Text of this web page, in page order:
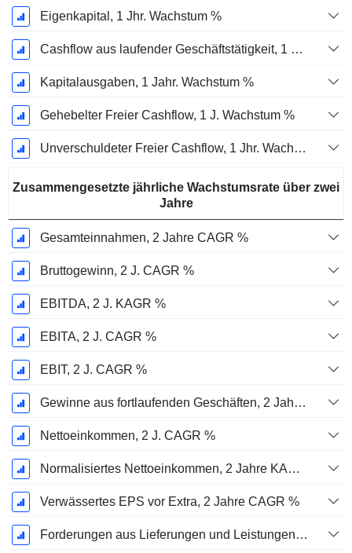
Eigenkapital, 1 Jhr. Wachstum %
Cashflow aus laufender Geschäftstätigkeit, 1 Jähriges Wachstum in %
Kapitalausgaben, 1 Jahr. Wachstum %
Gehebelter Freier Cashflow, 1 J. Wachstum %
Unverschuldeter Freier Cashflow, 1 Jhr. Wachstum %
Zusammengesetzte jährliche Wachstumsrate über zwei
Jahre
Gesamteinnahmen, 2 Jahre CAGR %
Bruttogewinn, 2 J. CAGR %
EBITDA, 2 J. KAGR %
EBITA, 2 J. CAGR %
EBIT, 2 J. CAGR %
Gewinne aus fortlaufenden Geschäften, 2 Jahre. CAGR %
Nettoeinkommen, 2 J. CAGR %
Normalisiertes Nettoeinkommen, 2 Jahre KAGR %
Verwässertes EPS vor Extra, 2 Jahre CAGR %
Forderungen aus Lieferungen und Leistungen, 2 J. CAGR %